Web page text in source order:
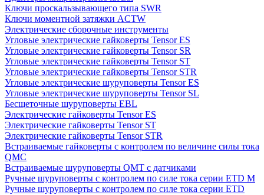
Ключи проскальзывающего типа SWR
Ключи моментной затяжки ACTW
Электрические сборочные инструменты
Угловые электрические гайковерты Tensor ES
Угловые электрические гайковерты Tensor SR
Угловые электрические гайковерты Tensor ST
Угловые электрические гайковерты Tensor STR
Угловые электрические шуруповерты Tensor ES
Угловые электрические шуруповерты Tensor SL
Бесщеточные шуруповерты EBL
Электрические гайковерты Tensor ES
Электрические гайковерты Tensor ST
Электрические гайковерты Tensor STR
Встраиваемые гайковерты с контролем по величине силы тока
QMC
Встраиваемые шуруповерты QMT с датчиками
Ручные шуруповерты с контролем по силе тока серии ETD M
Ручные шуруповерты с контролем по силе тока серии ETD